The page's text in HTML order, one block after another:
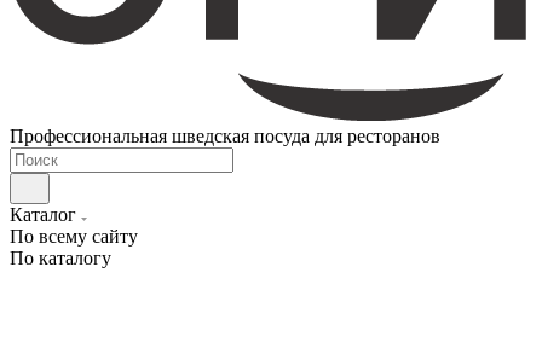
Профессиональная шведская посуда для ресторанов
Каталог
По всему сайту
По каталогу